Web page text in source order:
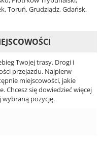
Toruń, Grudziądz, Gdańsk,
Twojej trasy. Drogi i
przejazdu. Najpierw
miejscowości, jakie
Chcesz się dowiedzieć więcej
wybraną pozycję.